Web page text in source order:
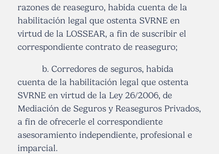
razones de reaseguro, habida cuenta de la
habilitación legal que ostenta SVRNE en
virtud de la LOSSEAR, a fin de suscribir el
correspondiente contrato de reaseguro;
b. Corredores de seguros, habida
cuenta de la habilitación legal que ostenta
SVRNE en virtud de la Ley 26/2006, de
Mediación de Seguros y Reaseguros Privados,
a fin de ofrecerle el correspondiente
asesoramiento independiente, profesional e
imparcial.